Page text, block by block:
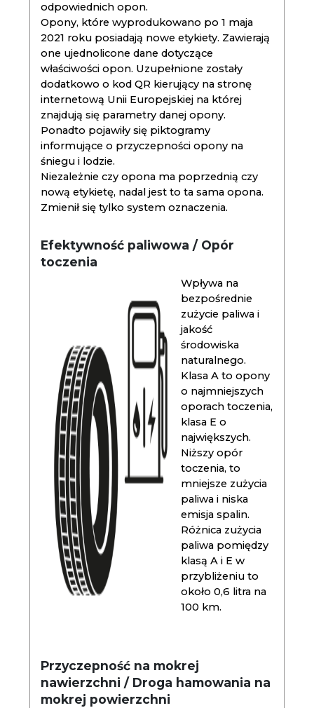
odpowiednich opon.
Opony, które wyprodukowano po 1 maja
2021 roku posiadają nowe etykiety. Zawierają
one ujednolicone dane dotyczące
właściwości opon. Uzupełnione zostały
dodatkowo o kod QR kierujący na stronę
internetową Unii Europejskiej na której
znajdują się parametry danej opony.
Ponadto pojawiły się piktogramy
informujące o przyczepności opony na
śniegu i lodzie.
Niezależnie czy opona ma poprzednią czy
nową etykietę, nadal jest to ta sama opona.
Zmienił się tylko system oznaczenia.
Efektywność paliwowa / Opór
toczenia
Wpływa na
bezpośrednie
zużycie paliwa i
jakość
środowiska
naturalnego.
Klasa A to opony
o najmniejszych
oporach toczenia,
klasa E o
największych.
Niższy opór
toczenia, to
mniejsze zużycia
paliwa i niska
emisja spalin.
Różnica zużycia
paliwa pomiędzy
klasą A i E w
przybliżeniu to
około 0,6 litra na
100 km.
Przyczepność na mokrej
nawierzchni / Droga hamowania na
mokrej powierzchni